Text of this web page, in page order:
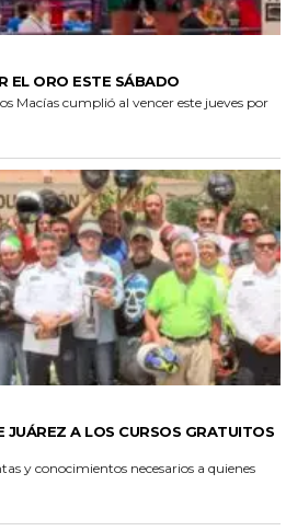
EL ORO ESTE SÁBADO
JUÁREZ A LOS CURSOS GRATUITOS
y conocimientos necesarios a quienes